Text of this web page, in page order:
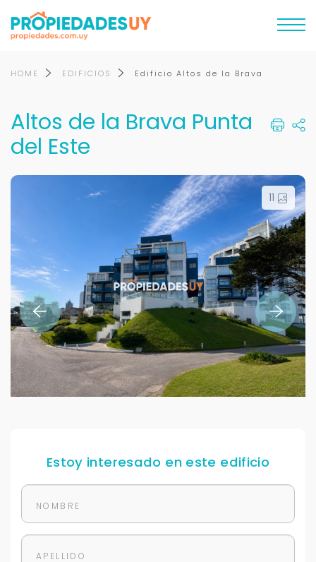
HOME EDIFICIOS Edificio Altos de la Brava
Altos de la Brava Punta
del Este
11
Estoy interesado en este edificio